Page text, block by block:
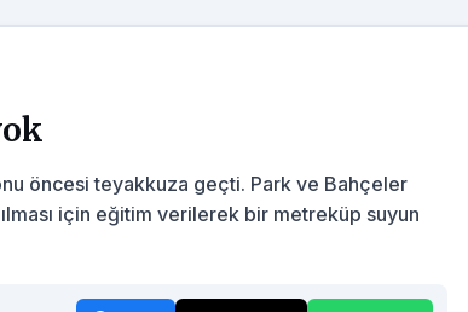
öncesi teyakkuza geçti. Park ve Bahçeler
için eğitim verilerek bir metreküp suyun